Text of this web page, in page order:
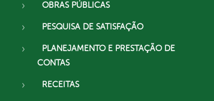
OBRAS PÚBLICAS
PESQUISA DE SATISFAÇÃO
PLANEJAMENTO E PRESTAÇÃO DE
CONTAS
RECEITAS